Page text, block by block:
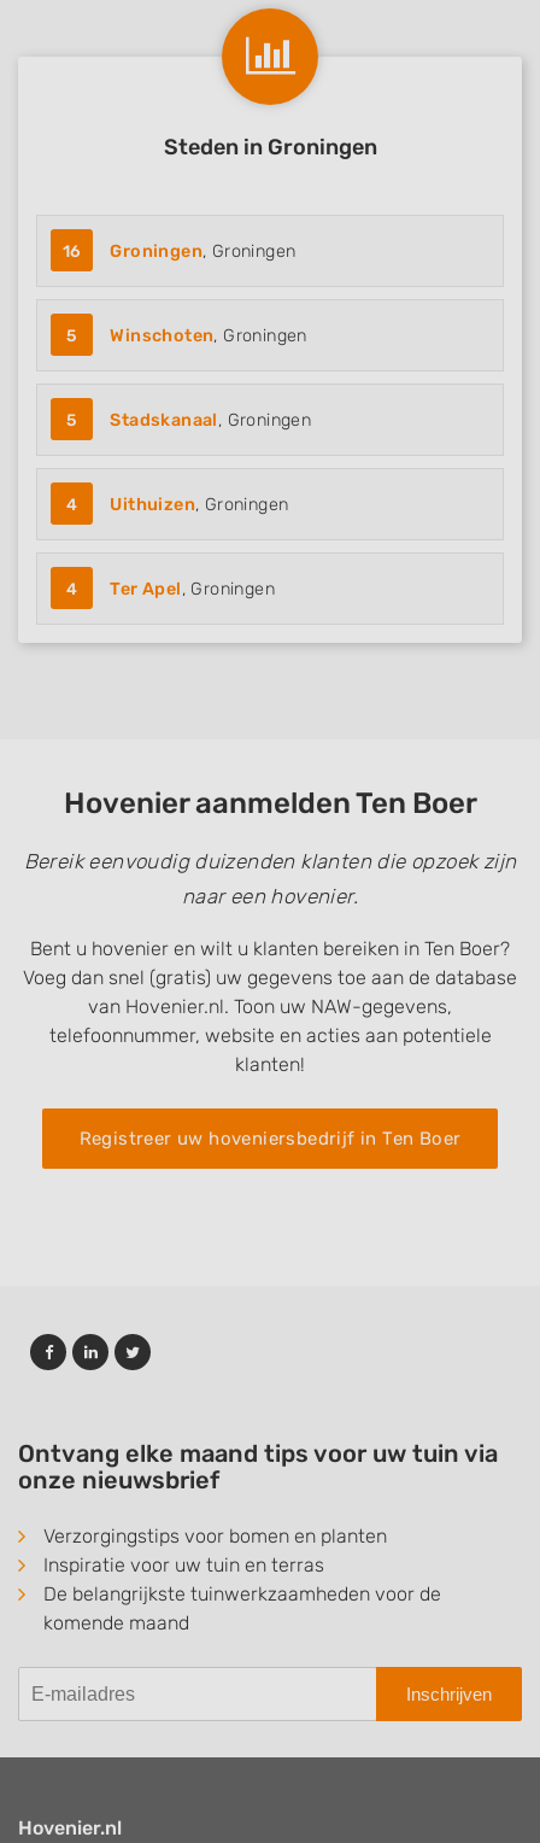
Steden in Groningen
16 Groningen, Groningen
5 Winschoten, Groningen
5 Stadskanaal, Groningen
4 Uithuizen, Groningen
4 Ter Apel, Groningen
Hovenier aanmelden Ten Boer
Bereik eenvoudig duizenden klanten die opzoek zijn
naar een hovenier.
Bent u hovenier en wilt u klanten bereiken in Ten Boer?
Voeg dan snel (gratis) uw gegevens toe aan de database
van Hovenier.nl. Toon uw NAW-gegevens,
telefoonnummer, website en acties aan potentiele
klanten!
Registreer uw hoveniersbedrijf in Ten Boer
Ontvang elke maand tips voor uw tuin via
onze nieuwsbrief
Verzorgingstips voor bomen en planten
Inspiratie voor uw tuin en terras
De belangrijkste tuinwerkzaamheden voor de
komende maand
Inschrijven
Hovenier.nl